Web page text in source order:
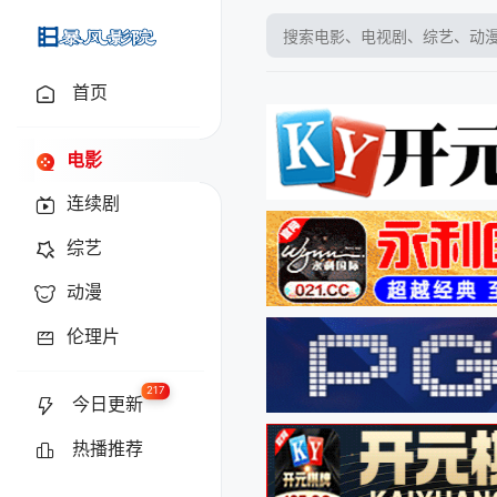
baofyy.tv
首页
电影
连续剧
综艺
动漫
伦理片
今日更新
217
热播推荐